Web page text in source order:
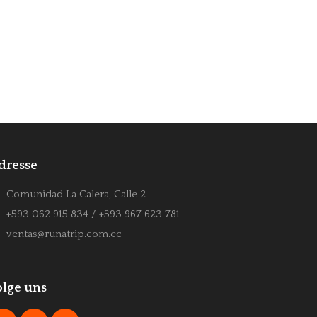
Comunidad La Calera, Calle 2
+593 062 915 834 / +593 967 623 781
ventas@runatrip.com.ec
uns